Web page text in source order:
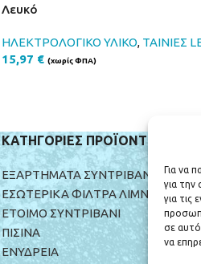
Για να
για
για τις
σε
να
Λευκό
ΗΛΕΚΤΡΟΛΟΓΙΚΟ ΥΛΙΚΟ, ΤΑΙΝΙΕΣ
15,97 € (χωρίς ΦΠΑ)
ΚΑΤΗΓΟΡΙΕΣ ΠΡΟΪΟΝΤΩΝ
ΕΞΑΡΤΗΜΑΤΑ ΣΥΝΤΡΙΒΑΝΙΩΝ
ΕΣΩΤΕΡΙΚΑ ΦΙΛΤΡΑ ΛΙΜΝΗΣ
ΕΤΟΙΜΟ ΣΥΝΤΡΙΒΑΝΙ
ΠΙΣΙΝΑ
ΕΝΥΔΡΕΙΑ